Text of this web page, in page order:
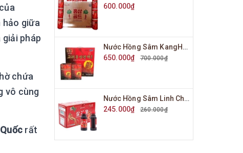
hảo giữa
giải pháp
chứa
vô cùng
rất
600.000₫
Nước Hồng Sâm KangHwa Hàn Quốc Hộp 30 Gói x 80ml
650.000₫
700.000₫
Nước Hồng Sâm Linh Chi KGS Hộp 10 Chai x 100ml
245.000₫
260.000₫